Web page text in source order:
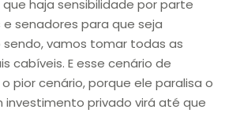
haja sensibilidade por parte
senadores para que seja
sendo, vamos tomar todas as
cabíveis. E esse cenário de
pior cenário, porque ele paralisa o
investimento privado virá até que